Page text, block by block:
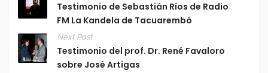
Testimonio de Sebastián Ríos de Radio
FM La Kandela de Tacuarembó
Next Post
Testimonio del prof. Dr. René Favaloro
sobre José Artigas